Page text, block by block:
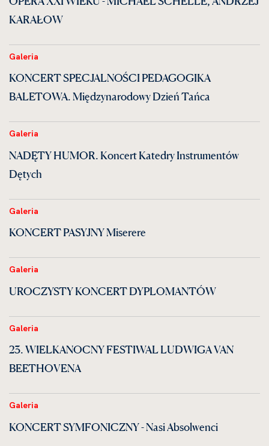
KARAŁOW
Galeria
KONCERT SPECJALNOŚCI PEDAGOGIKA
BALETOWA. Międzynarodowy Dzień Tańca
Galeria
NADĘTY HUMOR. Koncert Katedry Instrumentów
Dętych
Galeria
KONCERT PASYJNY Miserere
Galeria
UROCZYSTY KONCERT DYPLOMANTÓW
Galeria
23. WIELKANOCNY FESTIWAL LUDWIGA VAN
BEETHOVENA
Galeria
KONCERT SYMFONICZNY - Nasi Absolwenci